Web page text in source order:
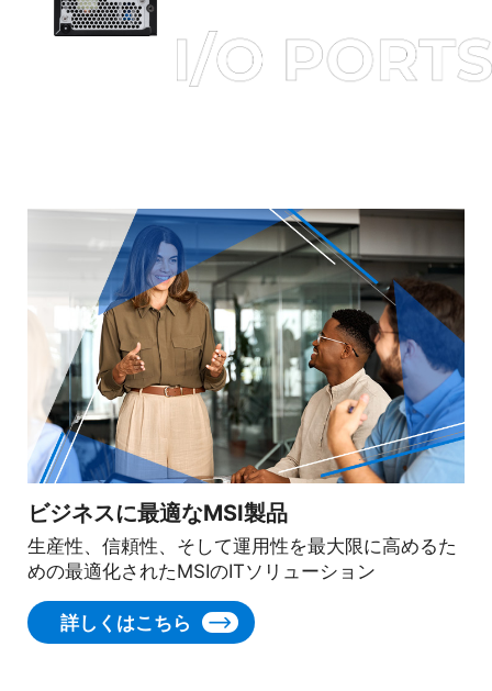
ビジネスに最適なMSI製品
生産性、信頼性、そして運用性を最大限に高めるた
めの最適化されたMSIのITソリューション
詳しくはこちら